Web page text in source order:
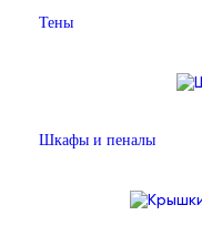
Тены
Шкафы и пеналы